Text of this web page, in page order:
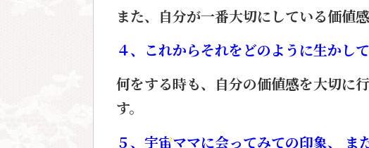
また、自分が一番大切にしている価値
４、これからそれをどのように生かし
何をする時も、自分の価値感を大切に
す。
５、宇宙ママに会ってみての印象、 ま